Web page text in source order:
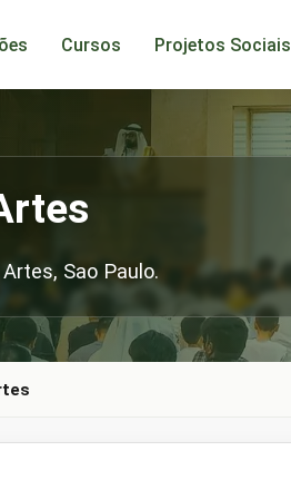
Cursos Projetos Sociais
Sao Paulo.